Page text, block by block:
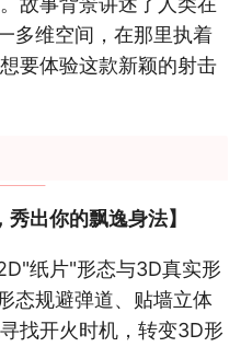
多维空间，在那里执着
要体验这款新颖的射击
出你的飘逸身法】
纸片"形态与3D真实形
态规避弹道、贴墙立体
找开火时机，转变3D形